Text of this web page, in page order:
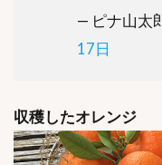
— ピナ山太
17日
収穫したオレンジ